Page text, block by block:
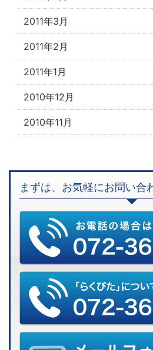
2011年3月
2011年2月
2011年1月
2010年12月
2010年11月
まずは、お気軽にお問い合